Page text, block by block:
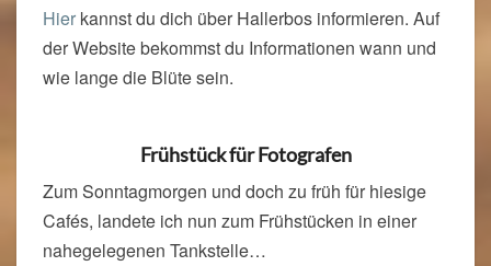
Hier kannst du dich über Hallerbos informieren. Auf
der Website bekommst du Informationen wann und
wie lange die Blüte sein.
Frühstück für Fotografen
Zum Sonntagmorgen und doch zu früh für hiesige
Cafés, landete ich nun zum Frühstücken in einer
nahegelegenen Tankstelle…